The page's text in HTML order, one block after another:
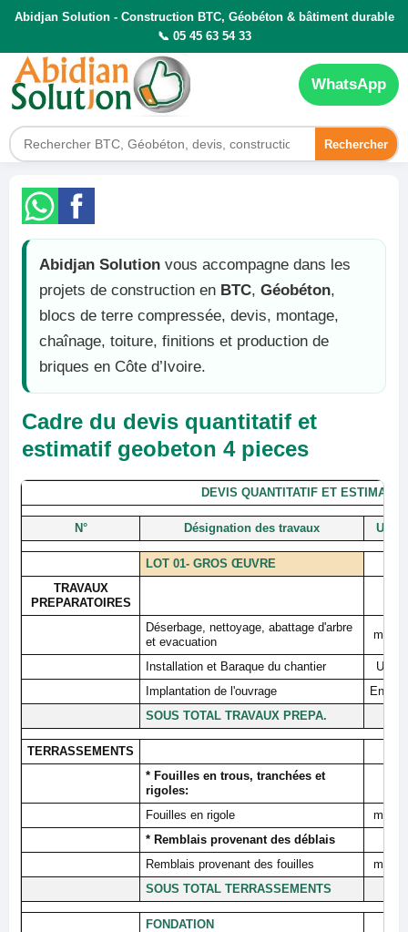
Abidjan Solution - Construction BTC, Géobéton & bâtiment durable
📞 05 45 63 54 33
Rechercher
WhatsApp
Abidjan Solution vous accompagne dans les
projets de construction en BTC, Géobéton,
blocs de terre compressée, devis, montage,
chaînage, toiture, finitions et production de
briques en Côte d’Ivoire.
Cadre du devis quantitatif et
estimatif geobeton 4 pieces
DEVIS QUANTITATIF ET
N° Désignation des travaux U
LOT 01- GROS ŒUVRE
TRAVAUX
PREPARATOIRES
Déserbage, nettoyage, abattage d'arbre
et evacuation
m²
Installation et Baraque du chantier
U
Implantation de l'ouvrage
Ens
SOUS TOTAL TRAVAUX PREPA.
TERRASSEMENTS
* Fouilles en trous, tranchées et
rigoles:
Fouilles en rigole
m³
* Remblais provenant des déblais
Remblais provenant des fouilles
m³
SOUS TOTAL TERRASSEMENTS
FONDATION